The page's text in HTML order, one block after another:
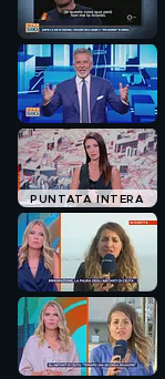
PUNTATA INTERA